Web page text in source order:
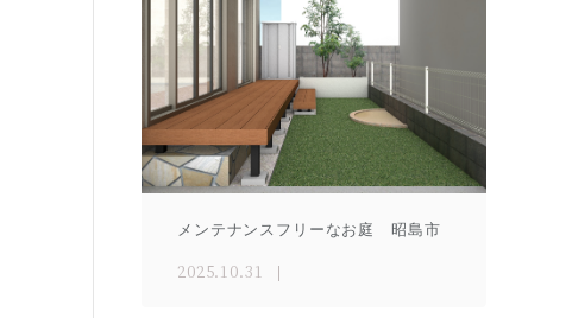
メンテナンスフリーなお庭 昭島市
2025.10.31